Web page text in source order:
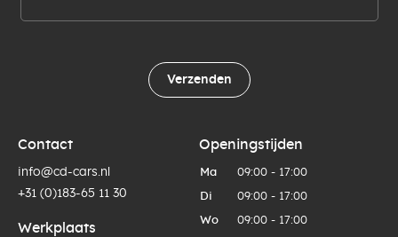
Verzenden
Contact
info@cd-cars.nl
+31 (0)183-65 11 30
Werkplaats
Openingstijden
Ma 09:00 - 17:00
Di 09:00 - 17:00
Wo 09:00 - 17:00